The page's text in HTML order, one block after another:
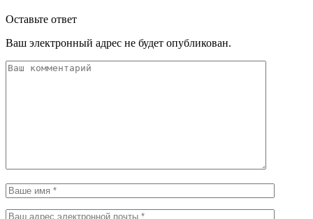
Оставьте ответ
Ваш электронный адрес не будет опубликован.